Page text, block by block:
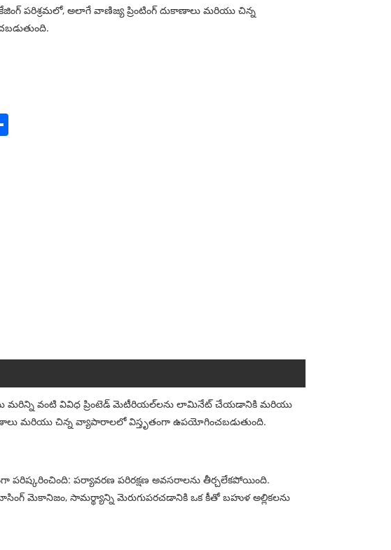
పరిశ్రమలో, అలాగే వాణిజ్య ప్రింటింగ్ దుకాణాలు మరియు చిన్న
మరిన్ని వంటి వివిధ ప్రింటెడ్ మెటీరియల్‌లను లామినేట్ చేయడానికి మరియు
మరియు చిన్న వ్యాపారాలలో విస్తృతంగా ఉపయోగించబడుతుంది.
పర్యావరణ పరిరక్షణ అవసరాలను తీర్చలేకపోయింది.
మెకానిజం, సామర్థ్యాన్ని మెరుగుపరచడానికి ఒక కీతో బహుళ అల్లికలను